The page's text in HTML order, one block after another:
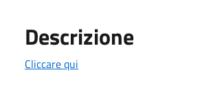
Descrizione
Cliccare qui